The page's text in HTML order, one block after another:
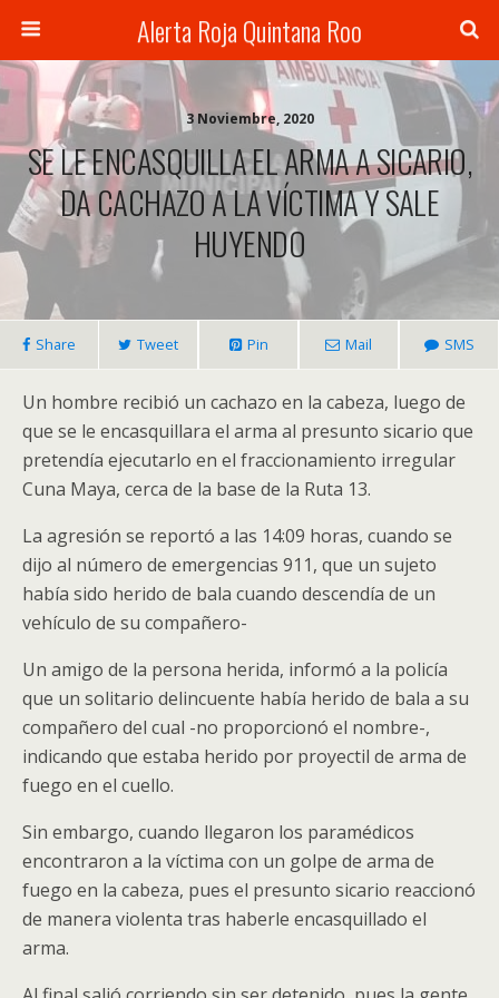
Alerta Roja Quintana Roo
3 Noviembre, 2020
SE LE ENCASQUILLA EL ARMA A SICARIO,
DA CACHAZO A LA VÍCTIMA Y SALE
HUYENDO
Share Tweet Pin Mail SMS
Un hombre recibió un cachazo en la cabeza, luego de
que se le encasquillara el arma al presunto sicario que
pretendía ejecutarlo en el fraccionamiento irregular
Cuna Maya, cerca de la base de la Ruta 13.
La agresión se reportó a las 14:09 horas, cuando se
dijo al número de emergencias 911, que un sujeto
había sido herido de bala cuando descendía de un
vehículo de su compañero-
Un amigo de la persona herida, informó a la policía
que un solitario delincuente había herido de bala a su
compañero del cual -no proporcionó el nombre-,
indicando que estaba herido por proyectil de arma de
fuego en el cuello.
Sin embargo, cuando llegaron los paramédicos
encontraron a la víctima con un golpe de arma de
fuego en la cabeza, pues el presunto sicario reaccionó
de manera violenta tras haberle encasquillado el
arma.